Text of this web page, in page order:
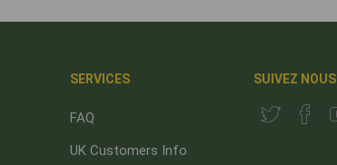
SERVICES
FAQ
UK Customers Info
SUIVEZ NOUS